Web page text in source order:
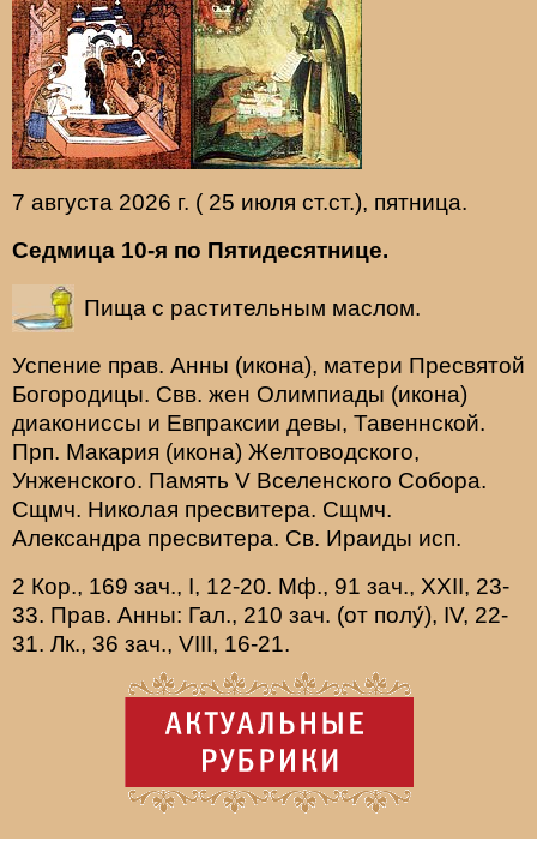
7 августа 2026 г. ( 25 июля ст.ст.), пятница.
Седмица 10-я по Пятидесятнице.
Пища с растительным маслом.
Успение прав. Анны (икона), матери Пресвятой
Богородицы. Свв. жен Олимпиады (икона)
диакониссы и Евпраксии девы, Тавеннской.
Прп. Макария (икона) Желтоводского,
Унженского. Память V Вселенского Собора.
Сщмч. Николая пресвитера. Сщмч.
Александра пресвитера. Св. Ираиды исп.
2 Кор., 169 зач., I, 12-20. Мф., 91 зач., XXII, 23-
33. Прав. Анны: Гал., 210 зач. (от полу́), IV, 22-
31. Лк., 36 зач., VIII, 16-21.